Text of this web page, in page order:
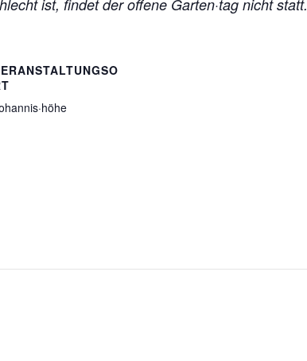
ist, findet der offene Garten·tag nicht statt.